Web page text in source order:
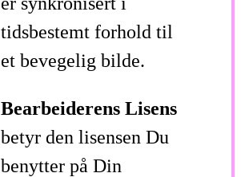
tidsbestemt forhold til
et bevegelig bilde.
Bearbeiderens Lisens
betyr den lisensen Du
benytter på Din